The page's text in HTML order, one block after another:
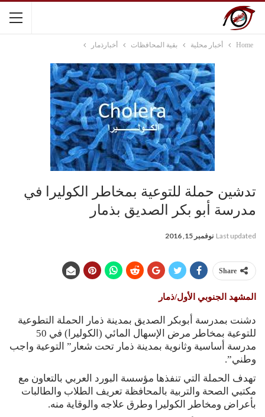
Home أخبار محلية بقية المحافظات أخبارذمار
تدشين حملة للتوعية بمخاطر الكوليرا في
مدرسة أبو بكر الصديق بذمار
Last updated نوفمبر 15, 2016
Share
المشهد الجنوبي الأول/ذمار
دشنت بمدرسة أبوبكر الصديق بمدينة ذمار الحملة التطوعية
للتوعية بمخاطر مرض الإسهال المائي (الكوليرا) في 50
مدرسة أساسية وثانوية بمدينة ذمار تحت شعار” التوعية واجب
وطني”.
تهدف الحملة التي تنفذها مؤسسة البورد العربي بالتعاون مع
مكتبي الصحة والتربية بالمحافظة تعريف الطلاب والطالبات
بأعراض ومخاطر الكوليرا وطرق علاجه والوقاية منه.